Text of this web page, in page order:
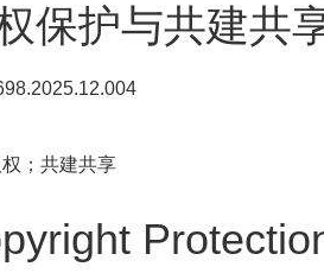
保护与共建共
；共建共享